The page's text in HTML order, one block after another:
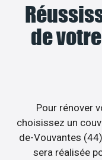
de
Pour rénover
choisissez un
de-Vouvantes
sera réalisée